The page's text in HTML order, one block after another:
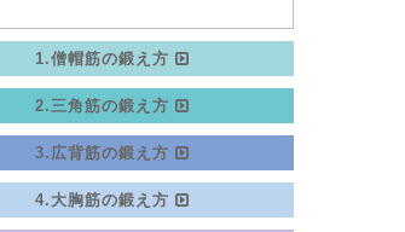
1.僧帽筋の鍛え方
2.三角筋の鍛え方
3.広背筋の鍛え方
4.大胸筋の鍛え方